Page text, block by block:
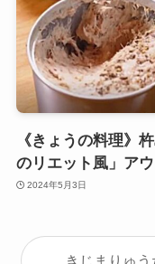
《きょうの料理》
のリエット風」ア
2024年5月3日
きじまりゅ